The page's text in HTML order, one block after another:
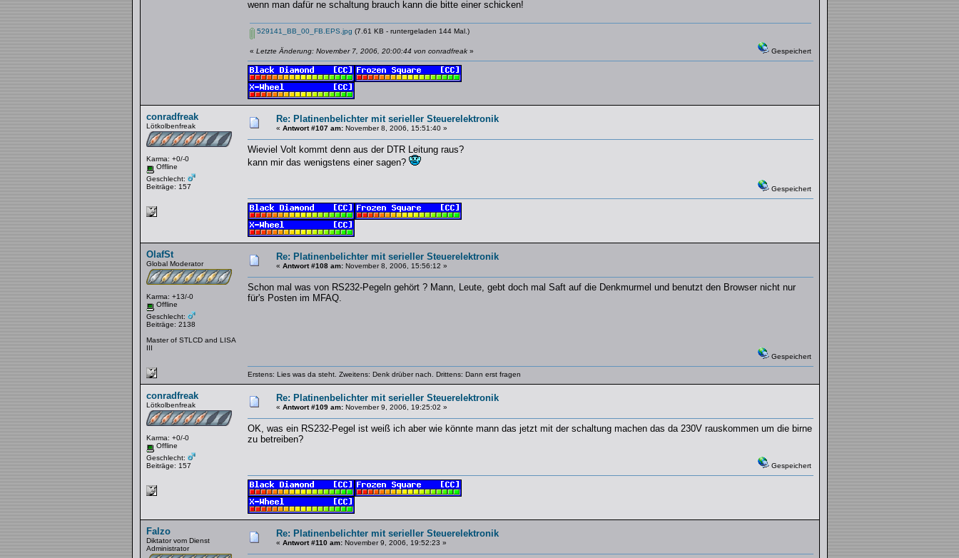
wenn man dafür ne schaltung brauch kann die bitte einer schicken!
529141_BB_00_FB.EPS.jpg (7.61 KB - runtergeladen 144 Mal.)
« Letzte Änderung: November 7, 2006, 20:00:44 von conradfreak» Gespeichert
conradfreak
Lötkolbenfreak
Karma: +0/-0
Offline
Geschlecht:
Beiträge: 157
Re: Platinenbelichter mit serieller Steuerelektronik
« Antwort #107 am:November 8, 2006, 15:51:40 »
Wieviel Volt kommt denn aus der DTR Leitung raus?
kann mir das wenigstens einer sagen?
Gespeichert
OlafSt
Global Moderator
Karma: +13/-0
Offline
Geschlecht:
Beiträge: 2138
Master of STLCD and LISA
III
Re: Platinenbelichter mit serieller Steuerelektronik
« Antwort #108 am:November 8, 2006, 15:56:12 »
Schon mal was von RS232-Pegeln gehört ? Mann, Leute, gebt doch mal Saft auf die Denkmurmel und benutzt den Browser nicht nur
für's Posten im MFAQ.
Gespeichert
Erstens: Lies was da steht. Zweitens: Denk drüber nach. Drittens: Dann erst fragen
conradfreak
Lötkolbenfreak
Karma: +0/-0
Offline
Geschlecht:
Beiträge: 157
Re: Platinenbelichter mit serieller Steuerelektronik
« Antwort #109 am:November 9, 2006, 19:25:02 »
OK, was ein RS232-Pegel ist weiß ich aber wie könnte mann das jetzt mit der schaltung machen das da 230V rauskommen um die birne
zu betreiben?
Gespeichert
Falzo
Diktator vom Dienst
Administrator
Re: Platinenbelichter mit serieller Steuerelektronik
« Antwort #110 am:November 9, 2006, 19:52:23 »